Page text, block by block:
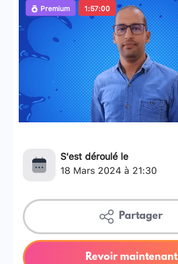
Premium 1:57:00
S'est déroulé le
18 Mars 2024 à 21:30
Partager
Revoir maintenant